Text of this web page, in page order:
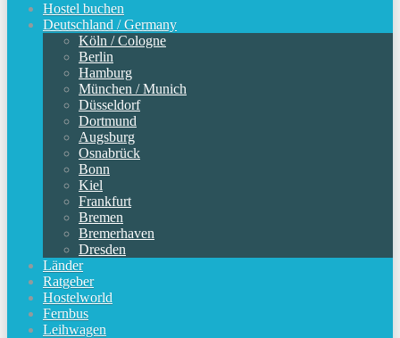
Hostel buchen
Deutschland / Germany
Köln / Cologne
Berlin
Hamburg
München / Munich
Düsseldorf
Dortmund
Augsburg
Osnabrück
Bonn
Kiel
Frankfurt
Bremen
Bremerhaven
Dresden
Länder
Ratgeber
Hostelworld
Fernbus
Leihwagen